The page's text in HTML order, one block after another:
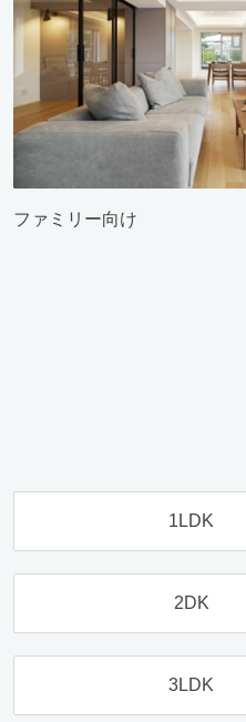
ファミリー向け
1LDK
2DK
3LDK